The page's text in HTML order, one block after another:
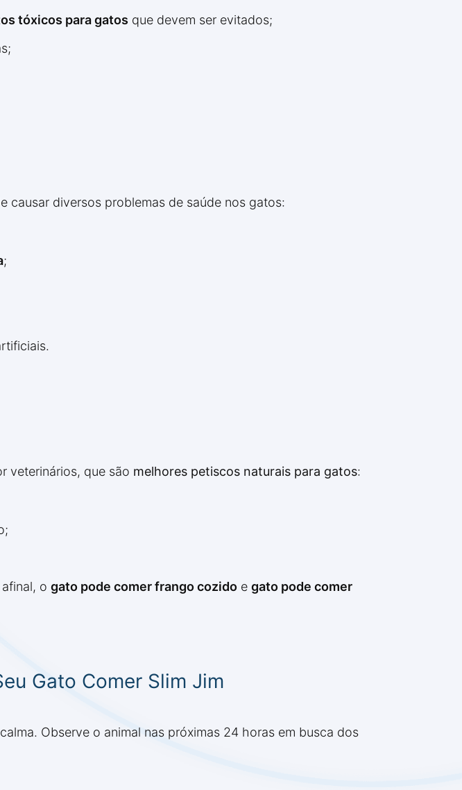
tóxicos para gatos que devem ser evitados;
causar diversos problemas de saúde nos gatos:
;
veterinários, que são melhores petiscos naturais para gatos:
o gato pode comer frango cozido e gato pode comer
Gato Comer Slim Jim
Observe o animal nas próximas 24 horas em busca dos